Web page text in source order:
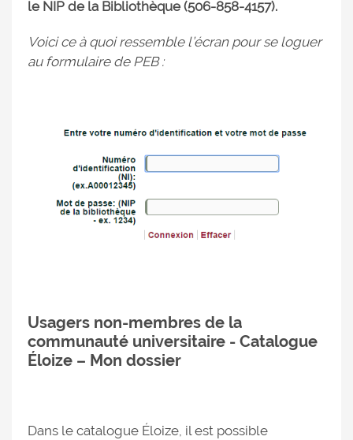
le NIP de la Bibliothèque (506-858-4157).
Voici ce à quoi ressemble l’écran pour se loguer
au formulaire de PEB :
Usagers non-membres de la
communauté universitaire - Catalogue
Éloize – Mon dossier
Dans le catalogue Éloize, il est possible